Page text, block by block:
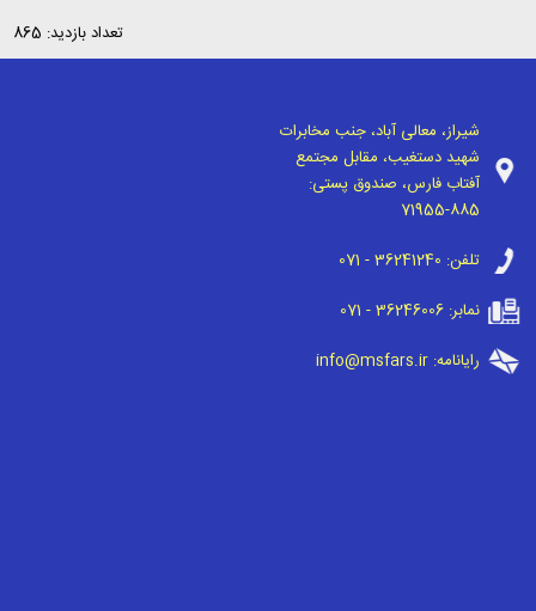
تعداد بازدید: 865
شیراز، معالی آباد، جنب مخابرات
شهید دستغیب، مقابل مجتمع
آفتاب فارس، صندوق پستی:
71955-885
تلفن: 071 - 36241240
نمابر:071 - 36246006
رایانامه:info@msfars.ir